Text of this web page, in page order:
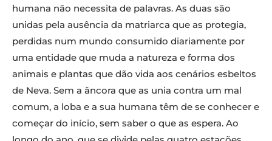
humana não necessita de palavras. As duas são
unidas pela ausência da matriarca que as protegia,
perdidas num mundo consumido diariamente por
uma entidade que muda a natureza e forma dos
animais e plantas que dão vida aos cenários esbeltos
de Neva. Sem a âncora que as unia contra um mal
comum, a loba e a sua humana têm de se conhecer e
começar do início, sem saber o que as espera. Ao